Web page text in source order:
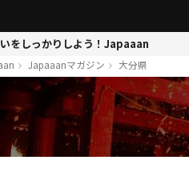
をしっかりしよう！Japaaan
Japaaanマガジン 大分県